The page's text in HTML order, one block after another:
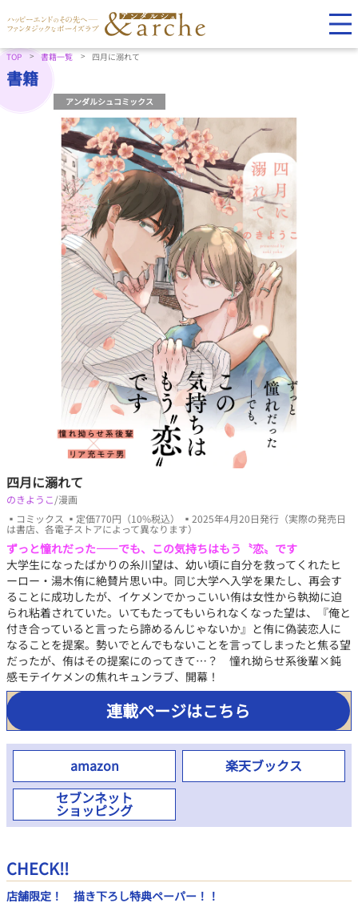
TOP 書籍一覧 四月に溺れて
書籍
アンダルシュコミックス
四月に溺れて
のきようこ /漫画
▪コミックス ▪定価770円（10%税込） ▪2025年4月20日発行（実際の発売日
は書店、各電子ストアによって異なります）
ずっと憧れだった――でも、この気持ちはもう〝恋〟です
大学生になったばかりの糸川望は、幼い頃に自分を救ってくれたヒ
ーロー・湯木侑に絶賛片思い中。同じ大学へ入学を果たし、再会す
ることに成功したが、イケメンでかっこいい侑は女性から執拗に迫
られ粘着されていた。いてもたってもいられなくなった望は、『俺と
付き合っていると言ったら諦めるんじゃないか』と侑に偽装恋人に
なることを提案。勢いでとんでもないことを言ってしまったと焦る望
だったが、侑はその提案にのってきて…？ 憧れ拗らせ系後輩×鈍
感モテイケメンの焦れキュンラブ、開幕！
連載ページはこちら
amazon
楽天ブックス
セブンネット
ショッピング
CHECK!!
店舗限定！ 描き下ろし特典ペーパー！！